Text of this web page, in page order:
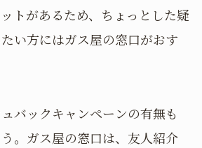
トがあるため、ちょっとした疑
い方にはガス屋の窓口がおす
バックキャンペーンの有無も
。ガス屋の窓口は、友人紹介